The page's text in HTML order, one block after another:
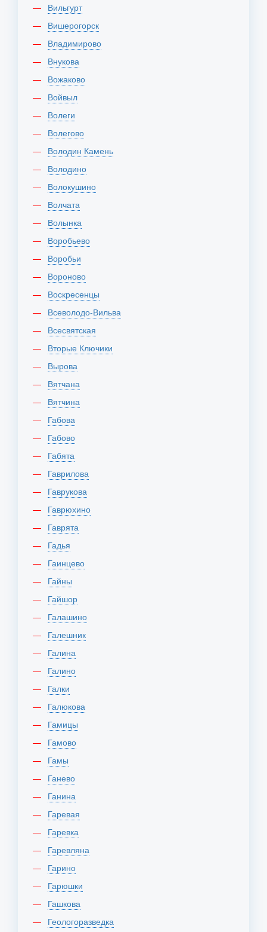
Вильгурт
Вишерогорск
Владимирово
Внукова
Вожаково
Войвыл
Волеги
Волегово
Володин Камень
Володино
Волокушино
Волчата
Волынка
Воробьево
Воробьи
Вороново
Воскресенцы
Всеволодо-Вильва
Всесвятская
Вторые Ключики
Вырова
Вятчана
Вятчина
Габова
Габово
Габята
Гаврилова
Гаврукова
Гаврюхино
Гаврята
Гадья
Гаинцево
Гайны
Гайшор
Галашино
Галешник
Галина
Галино
Галки
Галюкова
Гамицы
Гамово
Гамы
Ганево
Ганина
Гаревая
Гаревка
Гаревляна
Гарино
Гарюшки
Гашкова
Геологоразведка